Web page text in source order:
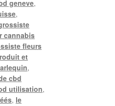
geneve,
,
cannabis
fleurs
et
,
cbd
utilisation,
, le